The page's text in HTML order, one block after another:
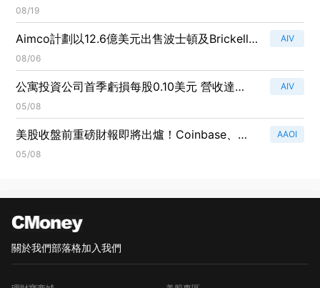
REXR，Q2動作頻頻！
08/19
Aimco計劃以12.6億美元出售波士頓及Brickell
公寓資產，股東將受益！
AIV
08/06
公寓投資公司首季虧損每股0.10美元 營收達
5235萬美元
AIV
05/08
美股收盤前重磅財報即將出爐！Coinbase、
DraftKings等公司成焦點
AAOI
05/08
關於我們部落格加入我們